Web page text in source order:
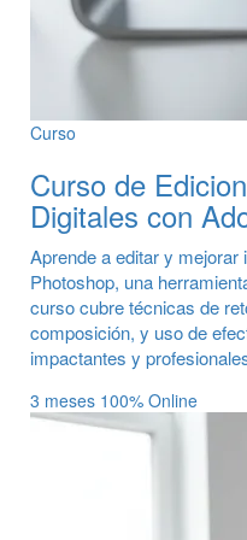
Curso
Curso de
Digitales con
Aprende a editar y
Photoshop, una
curso cubre técnicas de
composición, y uso de
impactantes y
3 meses 100% Online